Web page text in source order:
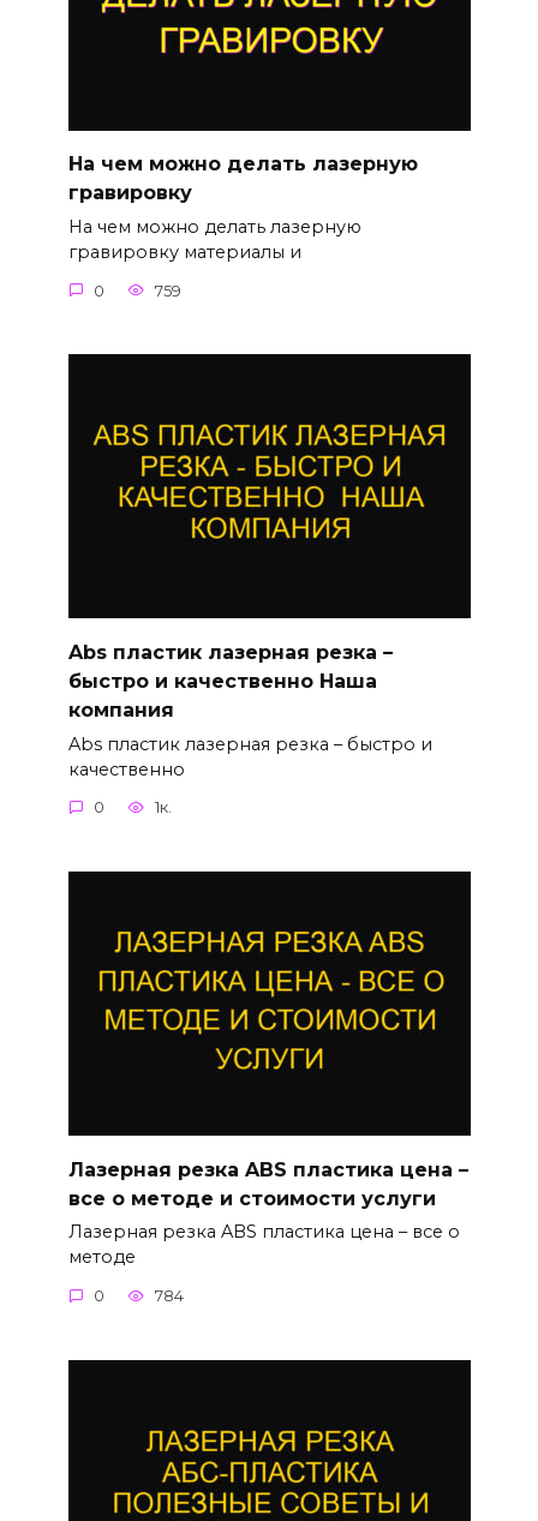
На чем можно делать лазерную
гравировку
На чем можно делать лазерную
гравировку материалы и
0 759
Abs пластик лазерная резка –
быстро и качественно Наша
компания
Abs пластик лазерная резка – быстро и
качественно
0 1к.
Лазерная резка ABS пластика цена –
все о методе и стоимости услуги
Лазерная резка ABS пластика цена – все о
методе
0 784